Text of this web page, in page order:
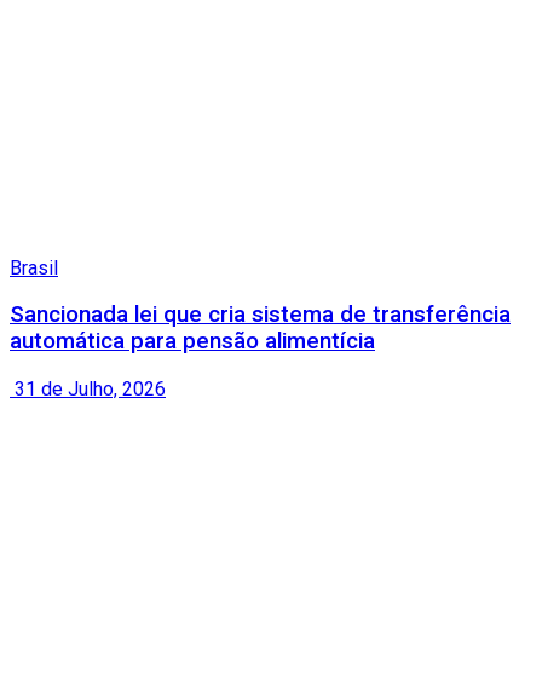
Brasil
Sancionada lei que cria sistema de transferência
automática para pensão alimentícia
31 de Julho, 2026